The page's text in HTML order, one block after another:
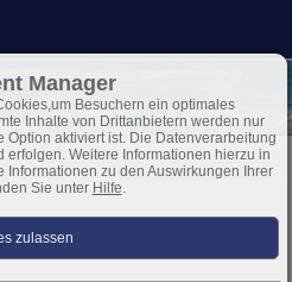
zahlen?
Manager
Besuchern ein optimales
Inhalte von Drittanbietern werden nur
aktiviert ist. Die Datenverarbeitung
erfolgen. Weitere Informationen hierzu in
Informationen zu den Auswirkungen Ihrer
Sie unter Hilfe.